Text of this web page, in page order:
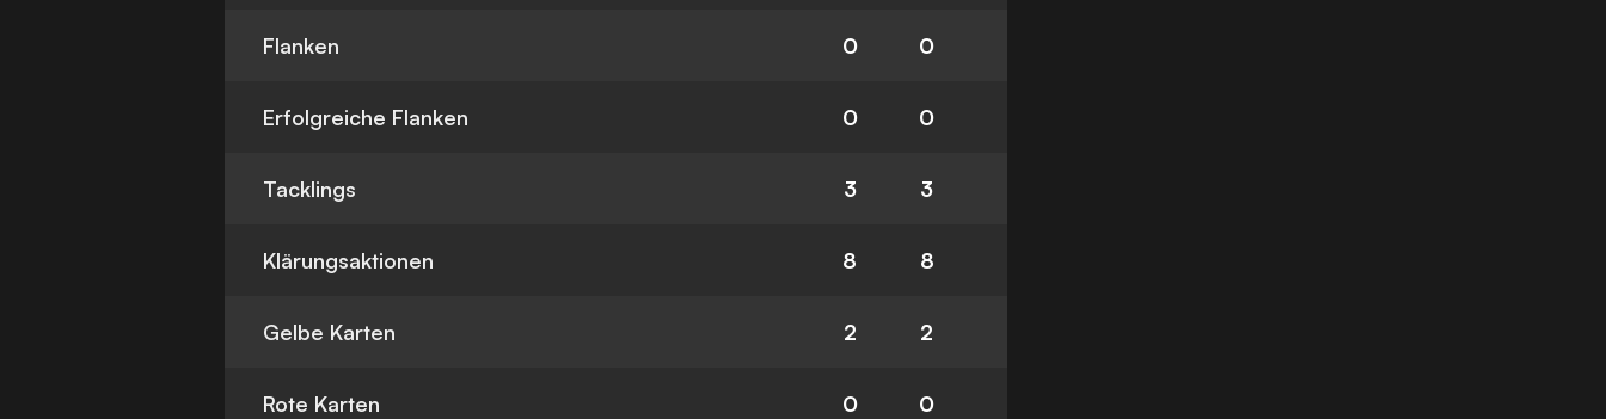
Flanken 0 0
Erfolgreiche Flanken 0 0
Tacklings 3 3
Klärungsaktionen 8 8
Gelbe Karten 2 2
Rote Karten 0 0